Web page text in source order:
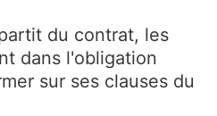
du contrat, les
dans l'obligation
sur ses clauses du